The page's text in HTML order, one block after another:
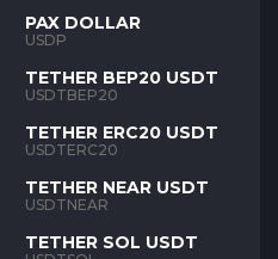
PAX DOLLAR
USDP
TETHER BEP20 USDT
USDTBEP20
TETHER ERC20 USDT
USDTERC20
TETHER NEAR USDT
USDTNEAR
TETHER SOL USDT